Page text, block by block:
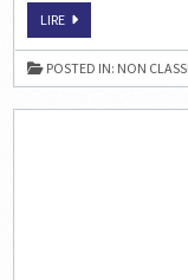
LIREECHECS
THESSALONIQUE
:
UN
MEGA
POSTED IN: NON